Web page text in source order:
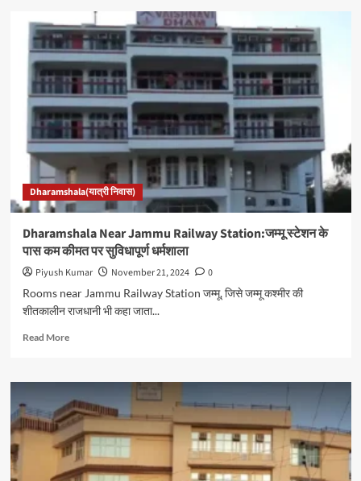
Dharamshala
Near
Haridwar
Railway
Station:हरिद्वार
स्टेशन
के
पास
कम
कीमत
सुविधापूर्ण
धर्मशाला
Dharamshala(यात्री निवास)
Dharamshala Near Jammu Railway Station:जम्मू स्टेशन के
पास कम कीमत पर सुविधापूर्ण धर्मशाला
Piyush Kumar November 21, 2024
0
Rooms near Jammu Railway Station जम्मू, जिसे जम्मू कश्मीर की
शीतकालीन राजधानी भी कहा जाता...
Read MoreRead
Dharamshala
Jammu
Railway
Station:जम्मू
स्टेशन
के